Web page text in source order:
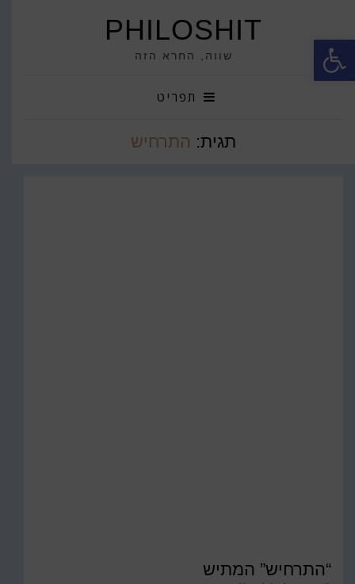
פתח סרגל נגישות PHILOSHIT
שווה, החרא הזה
תפריט
תגית: התרחיש
“התרחיש” המתיש